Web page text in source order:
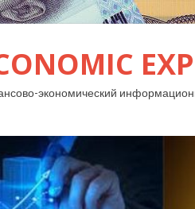
экономический